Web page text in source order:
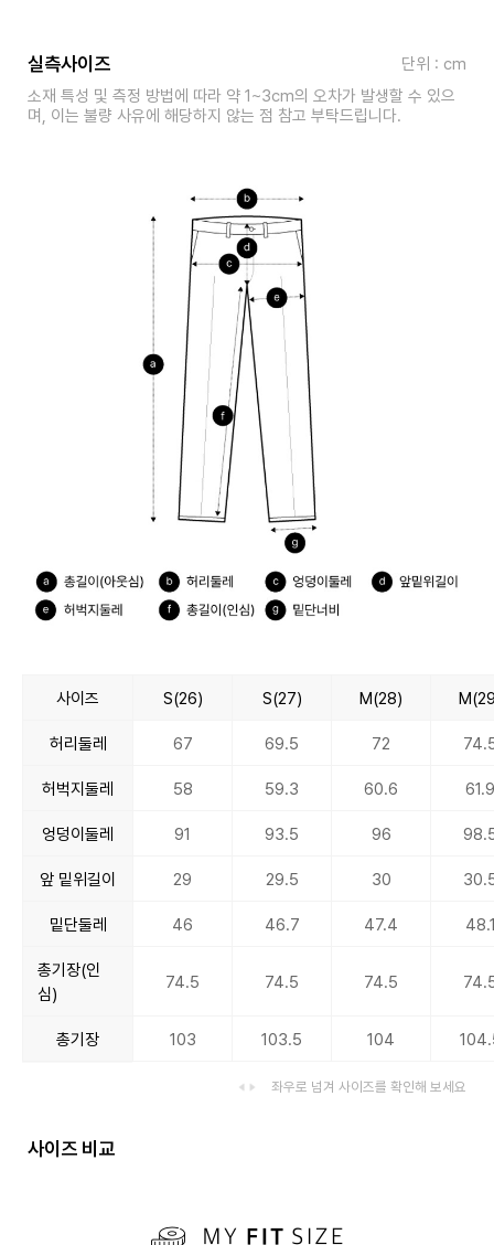
실측사이즈
단위 : cm
소재 특성 및 측정 방법에 따라 약 1~3cm의 오차가 발생할 수 있으
며, 이는 불량 사유에 해당하지 않는 점 참고 부탁드립니다.
사이즈 S(26) S(27) M(28)
허리둘레 67 69.5 72
허벅지둘레 58 59.3 60.6
엉덩이둘레 91 93.5 96
앞 밑위길이 29 29.5 30
밑단둘레 46 46.7 47.4
총기장(인
심)
74.5 74.5 74.5
총기장 103 103.5 104
좌우로 넘겨 사이즈를 확인해 보세요
사이즈 비교